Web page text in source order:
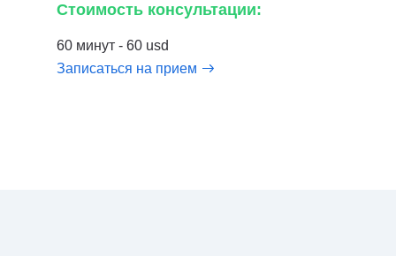
Стоимость консультации:
60 минут - 60 usd
Записаться на прием